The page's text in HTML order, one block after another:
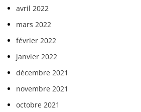
avril 2022
mars 2022
février 2022
janvier 2022
décembre 2021
novembre 2021
octobre 2021